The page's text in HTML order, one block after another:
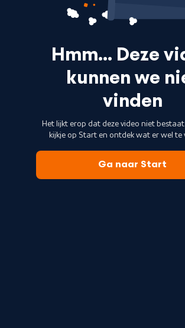
Hmm… Deze
kunnen we
vinden
Het lijkt erop dat deze video niet
kijkje op Start en ontdek wat er wel te
Ga naar Start